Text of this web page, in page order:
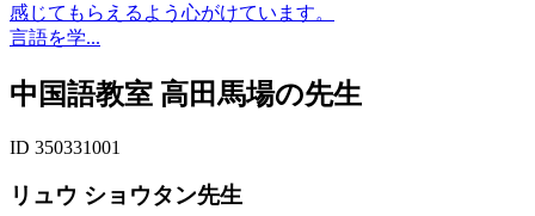
感じてもらえるよう心がけています。
言語を学...
中国語教室 高田馬場の先生
ID 350331001
リュウ ショウタン先生